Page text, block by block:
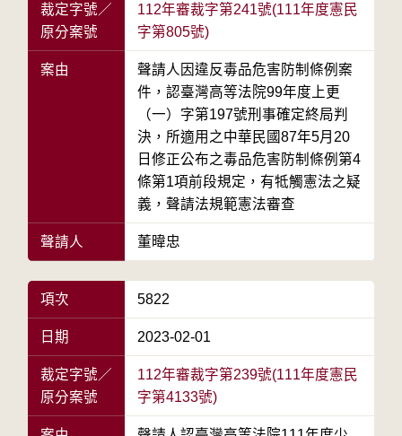
裁定字號／
原分案號
112年審裁字第241號(111年度憲民
字第805號)
案由
聲請人因違反毒品危害防制條例案
件，認臺灣高等法院99年度上更
（一）字第197號刑事確定終局判
決，所適用之中華民國87年5月20
日修正公布之毒品危害防制條例第4
條第1項前段規定，有牴觸憲法之疑
義，聲請法規範憲法審查
聲請人 董暐忠
項次 5822
日期 2023-02-01
裁定字號／
原分案號
112年審裁字第239號(111年度憲民
字第4133號)